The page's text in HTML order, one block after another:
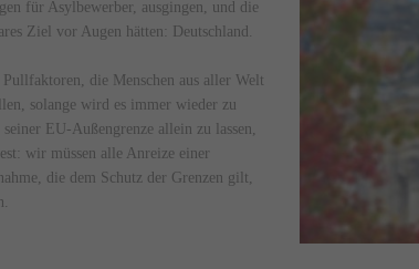
für Asylbewerber, ausgingen, und die
Ziel vor Augen hätten: Deutschland.
die Menschen aus aller Welt
solange wird es immer wieder zu
EU-Außengrenze allein zu lassen,
wir müssen alle Anreize einer
die dem Schutz der Grenzen gilt,